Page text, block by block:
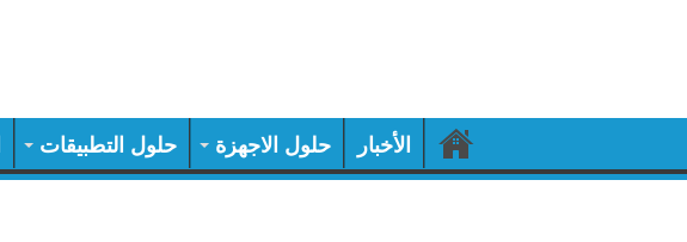
الأخبار حلول الاجهزة حلول التطبيقات